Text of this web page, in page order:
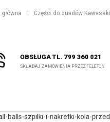
Części do quadów Kawasaki
OBSŁUGA TL. 799 360 021
SKŁADAJ ZAMÓWIENIA PRZEZ TELEFON